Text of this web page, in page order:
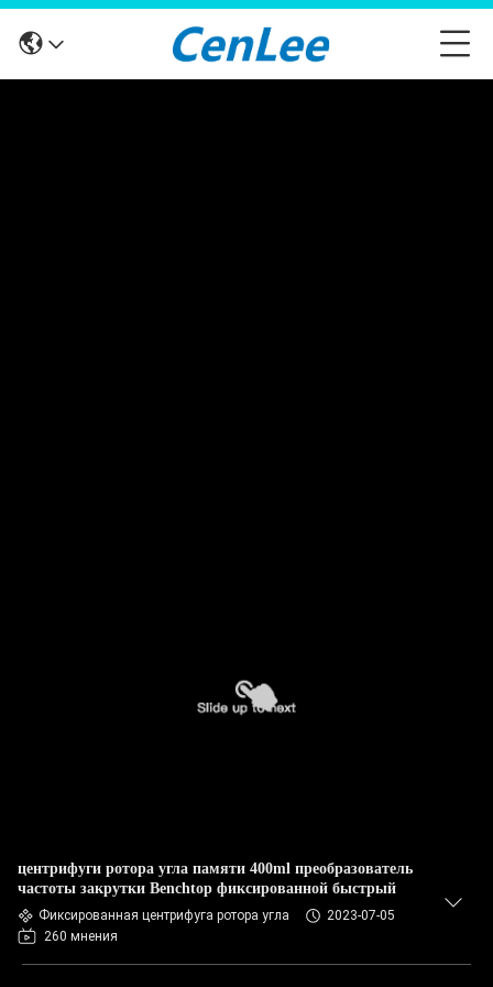
центрифуги ротора угла памяти 400ml преобразователь
частоты закрутки Benchtop фиксированной быстрый
Фиксированная центрифуга ротора угла
2023-07-05
260 мнения